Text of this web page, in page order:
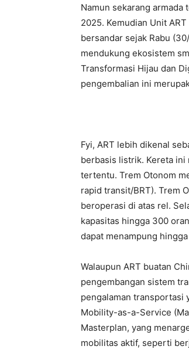
Namun sekarang
2025. Kemudian Unit
bersandar sejak Rabu
mendukung ekosistem
Transformasi Hijau dan
pengembalian ini
Fyi, ART lebih dikenal
berbasis listrik. Kereta ini
tertentu. Trem Otonom
rapid transit/BRT). Trem
beroperasi di atas rel.
kapasitas hingga 300
dapat menampung
Walaupun ART buatan
pengembangan sistem
pengalaman transportasi
Mobility-as-a-Service
Masterplan, yang
mobilitas aktif, seperti